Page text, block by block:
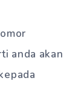
anda akan